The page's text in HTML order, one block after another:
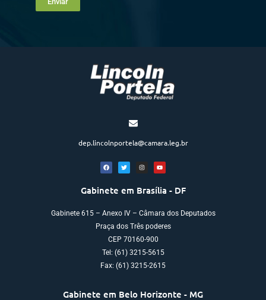
dep.lincolnportela@camara.leg.br
Gabinete em Brasília - DF
Gabinete 615 – Anexo IV – Câmara dos Deputados
Praça dos Três poderes
CEP 70160-900
Tel: (61) 3215-5615
Fax: (61) 3215-2615
Gabinete em Belo Horizonte - MG